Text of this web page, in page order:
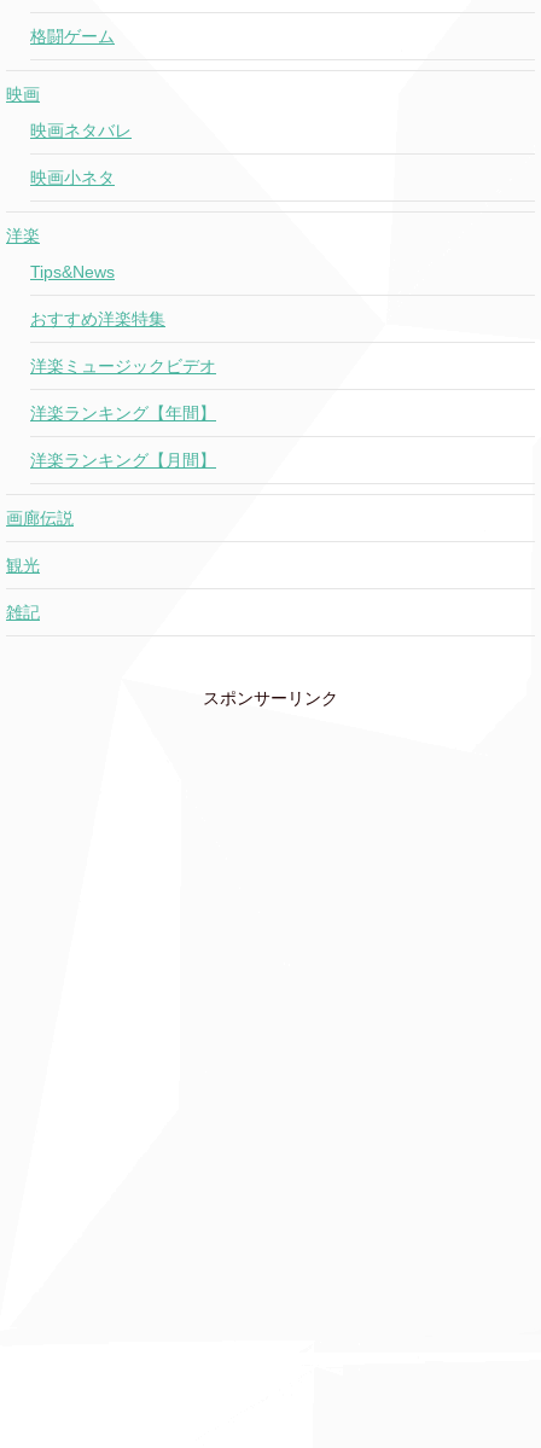
格闘ゲーム
映画
映画ネタバレ
映画小ネタ
洋楽
Tips&News
おすすめ洋楽特集
洋楽ミュージックビデオ
洋楽ランキング【年間】
洋楽ランキング【月間】
画廊伝説
観光
雑記
スポンサーリンク